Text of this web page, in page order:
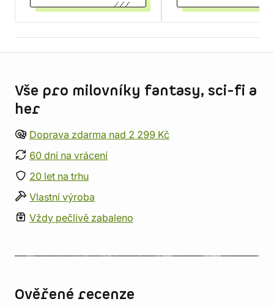
Vše pro milovníky fantasy, sci-fi a
her
Doprava zdarma nad 2 299 Kč
60 dní na vrácení
20 let na trhu
Vlastní výroba
Vždy pečlivě zabaleno
Ověřené recenze